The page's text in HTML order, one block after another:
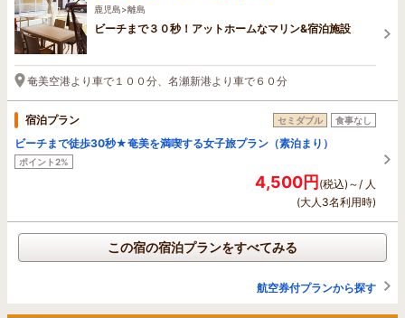
鹿児島>離島
ビーチまで３０秒！アットホームなマリン&宿泊施設
奄美空港より車で１００分、名瀬新港より車で６０分
宿泊プラン セミダブル 食事なし
ビーチまで徒歩30秒★奄美を満喫する女子旅プラン（素泊まり）
ポイント2%
4,500円(税込)～/ 人
(大人3名利用時)
この宿の宿泊プランをすべてみる
航空券付プランから探す